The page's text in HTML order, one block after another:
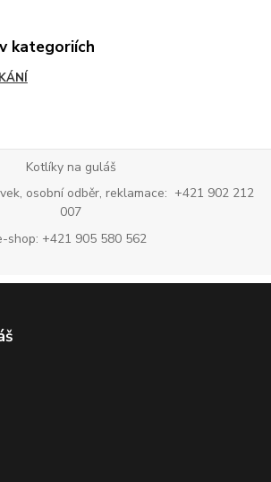
kategoriích
Kotlíky na guláš
osobní odběr, reklamace: +421 902 212
007
shop: +421 905 580 562